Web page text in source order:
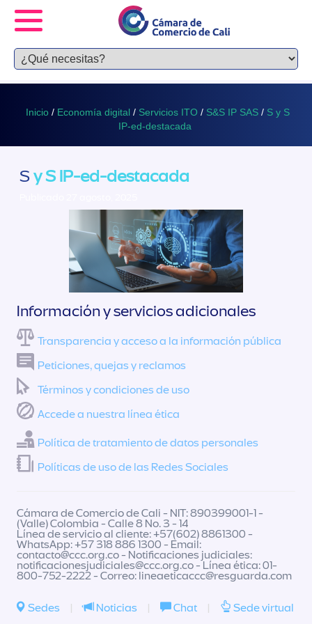
Inicio / Economía digital / Servicios ITO / S&S IP SAS / S y S
IP-ed-destacada
Sy S IP-ed-destacada
Información y servicios adicionales
Transparencia y acceso a la información pública
Peticiones, quejas y reclamos
Términos y condiciones de uso
Accede a nuestra línea ética
Política de tratamiento de datos personales
Políticas de uso de las Redes Sociales
Cámara de Comercio de Cali - NIT: 890399001-1 -
(Valle) Colombia - Calle 8 No. 3 - 14
Línea de servicio al cliente: +57(602) 8861300 -
WhatsApp: +57 318 886 1300 - Email:
contacto@ccc.org.co- Notificaciones judiciales:
notificacionesjudiciales@ccc.org.co- Línea ética: 01-
800-752-2222 - Correo: lineaeticaccc@resguarda.com
Sedes | Noticias | Chat | Sede virtual